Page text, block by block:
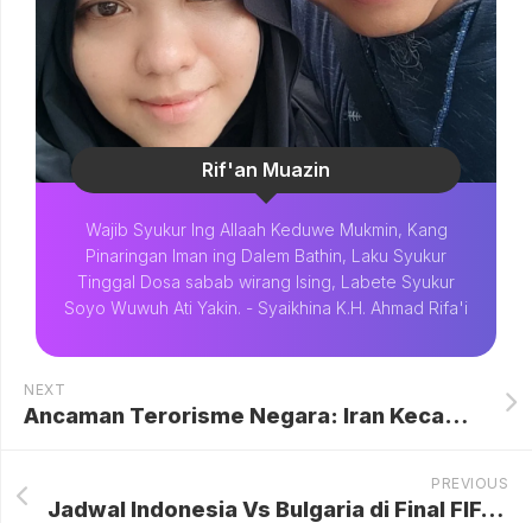
Rif'an Muazin
Wajib Syukur Ing Allaah Keduwe Mukmin, Kang
Pinaringan Iman ing Dalem Bathin, Laku Syukur
Tinggal Dosa sabab wirang Ising, Labete Syukur
Soyo Wuwuh Ati Yakin. - Syaikhina K.H. Ahmad Rifa'i
NEXT
Ancaman Terorisme Negara: Iran Kecam Daftar Target Pembunuhan Pejabat Tinggi oleh AS dan Israel
PREVIOUS
Jadwal Indonesia Vs Bulgaria di Final FIFA Series 2026: Garuda Siap Hadapi Raksasa Eropa di GBK